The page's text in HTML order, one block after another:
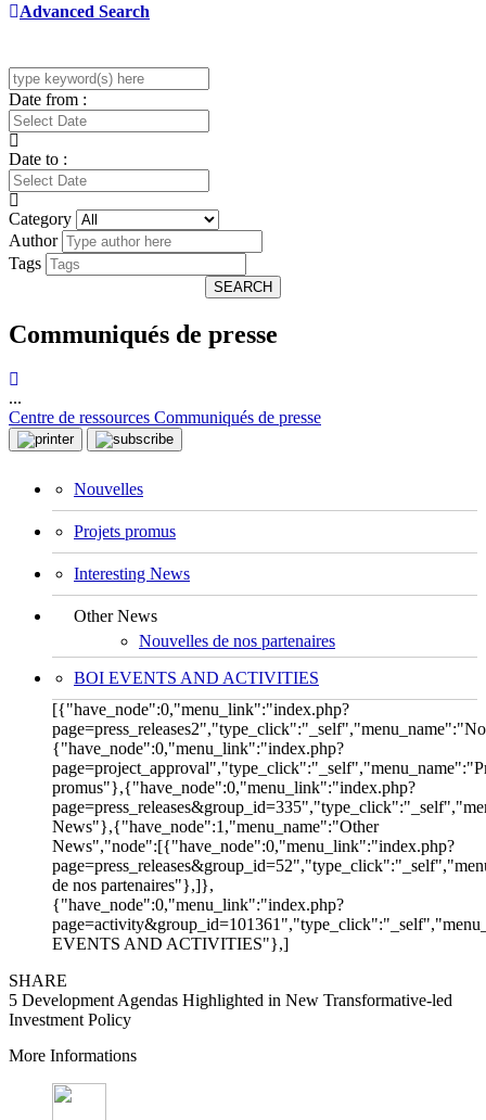
Advanced Search
Date from :
Date to :
Category
Author
Tags
SEARCH
Communiqués de presse
...
Centre de ressources Communiqués de presse
Nouvelles
Projets promus
Interesting News
Other News
Nouvelles de nos partenaires
BOI EVENTS AND ACTIVITIES
[{"have_node":0,"menu_link":"index.php?
{"have_node":0,"menu_link":"index.php?
promus"},{"have_node":0,"menu_link":"index.php?
News"},{"have_node":1,"menu_name":"Other
News","node":[{"have_node":0,"menu_link":"index.php?
de nos partenaires"},]},
{"have_node":0,"menu_link":"index.php?
EVENTS AND ACTIVITIES"},]
SHARE
5 Development Agendas Highlighted in New Transformative-led
Investment Policy
More Informations